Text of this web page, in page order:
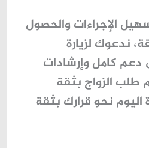
الإجراءات والحصول
ندعوك لزيارة
كامل وإرشادات
الزواج بثقة
نحو قرارك بثقة